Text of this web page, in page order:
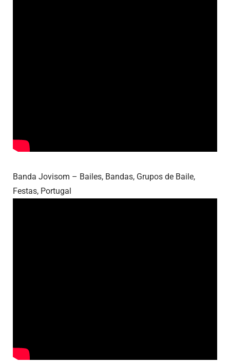
Banda Jovisom – Bailes, Bandas, Grupos de Baile,
Festas, Portugal